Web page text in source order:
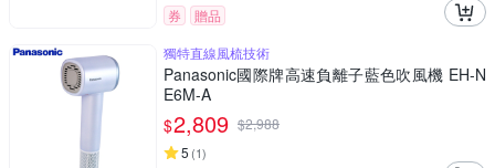
券
贈品
獨特直線風梳技術
Panasonic國際牌高速負離子藍色吹風機 EH-N
E6M-A
$2,809 $2,988
5 (1)